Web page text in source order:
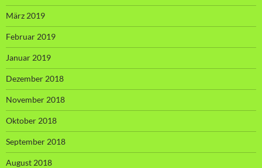
März 2019
Februar 2019
Januar 2019
Dezember 2018
November 2018
Oktober 2018
September 2018
August 2018